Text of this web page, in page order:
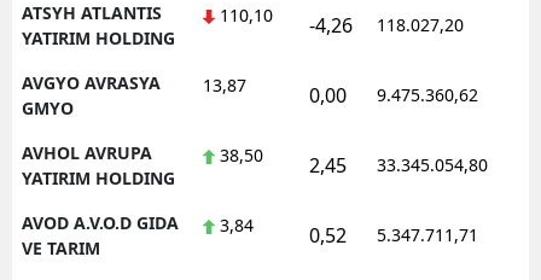
ATSYH ATLANTIS
YATIRIM HOLDING
110,10 -4,26 118.027,20
AVGYO AVRASYA
GMYO
13,87 0,00 9.475.360,62
AVHOL AVRUPA
YATIRIM HOLDING
38,50 2,45 33.345.054,80
AVOD A.V.O.D GIDA
VE TARIM
3,84 0,52 5.347.711,71